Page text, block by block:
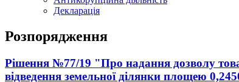
Декларація
Розпорядження
Рішення №77/19 "Про надання дозволу
відведення земельної ділянки площею